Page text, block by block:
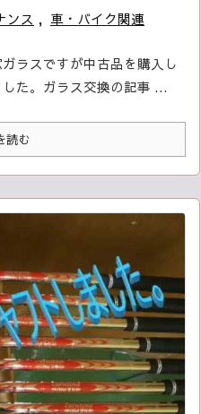
ンス , 車・バイク関連
ラスですが中古品を購入し
た。 ガラス交換の記事 ...
読む